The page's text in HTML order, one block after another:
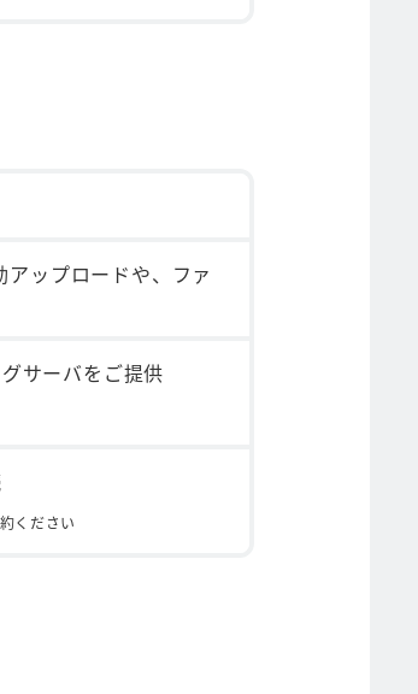
ップロードや、ファ
サーバをご提供
ください